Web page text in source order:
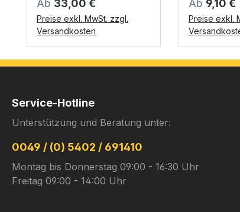
Regulärer Preis:
Ab 33,00 €
Preise exkl. MwSt. zzgl.
Versandkosten
Regulärer
Ab 9,10 €
Preise exkl.
Service-Hotline
Unterstützung und Beratung unter:
0049 / (0) 5402 / 691410
Montag bis Donnerstag 09:00 - 16:30 Uhr
Freitag 09:00 - 14:00 Uhr